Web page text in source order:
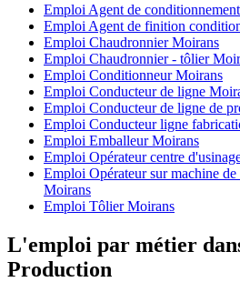
Emploi Agent de
Emploi Agent de finition
Emploi Chaudronnier Moirans
Emploi Chaudronnier - tôlier
Emploi Conditionneur Moirans
Emploi Conducteur de ligne
Emploi Conducteur de ligne de
Emploi Conducteur ligne
Emploi Emballeur Moirans
Emploi Opérateur centre
Emploi Opérateur sur machine
Moirans
Emploi Tôlier Moirans
L'emploi par métier
Production